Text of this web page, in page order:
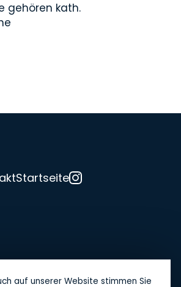
gehören kath.
Startseite
auf unserer Website stimmen Sie